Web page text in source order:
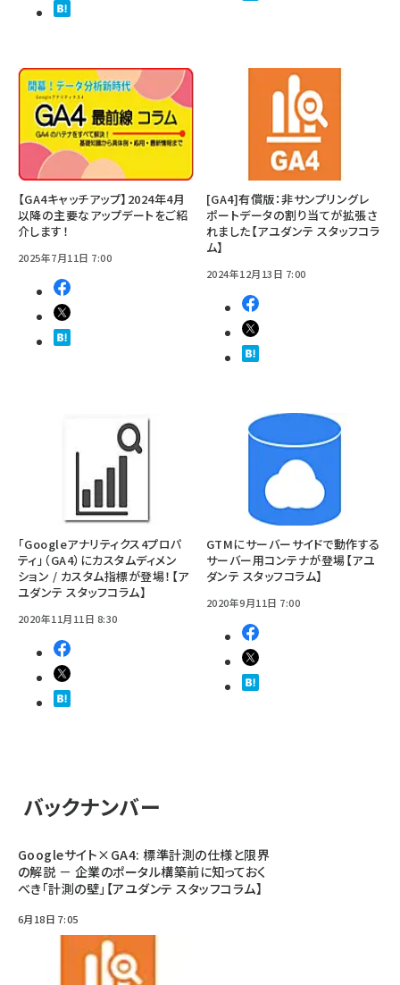
【GA4キャッチアップ】2024年4月
以降の主要なアップデートをご紹
介します！
2025年7月11日 7:00
[GA4]有償版：非サンプリングレ
ポートデータの割り当てが拡張さ
れました【アユダンテ スタッフコラ
ム】
2024年12月13日 7:00
「Googleアナリティクス4プロパ
ティ」（GA4）にカスタムディメン
ション / カスタム指標が登場！【ア
ユダンテ スタッフコラム】
2020年11月11日 8:30
GTMにサーバーサイドで動作する
サーバー用コンテナが登場【アユ
ダンテ スタッフコラム】
2020年9月11日 7:00
バックナンバー
Googleサイト×GA4: 標準計測の仕様と限界
の解説 － 企業のポータル構築前に知っておく
べき「計測の壁」【アユダンテ スタッフコラム】
6月18日 7:05